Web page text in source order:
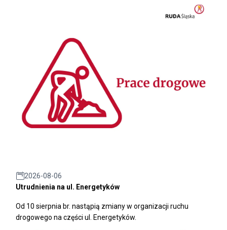
2026-08-06
Utrudnienia na ul. Energetyków
Od 10 sierpnia br. nastąpią zmiany w organizacji ruchu
drogowego na części ul. Energetyków.